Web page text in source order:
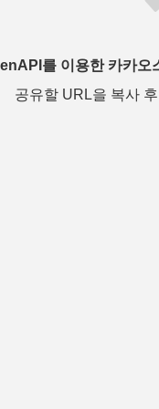
를 이용한 카카오
공유할 URL을 복사